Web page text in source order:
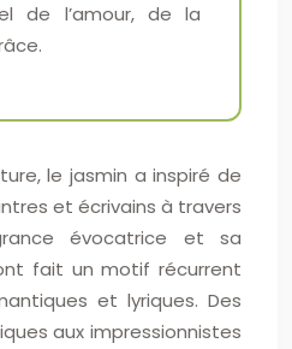
de l’amour, de la
le jasmin a inspiré de
et écrivains à travers
évocatrice et sa
fait un motif récurrent
et lyriques. Des
aux impressionnistes